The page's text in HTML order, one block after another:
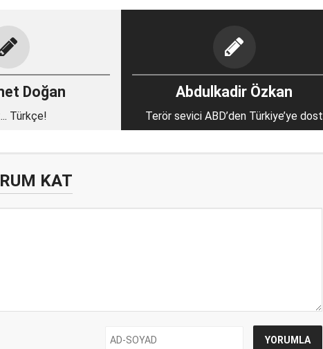
Doğan
Türkçe!
Abdulkadir Özkan
Terör sevici ABD’den Türkiye’ye dost
olmaz
KAT